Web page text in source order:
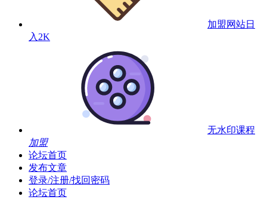
加盟网站日
入2K
无水印课程
加盟
论坛首页
发布文章
登录/注册/找回密码
论坛首页